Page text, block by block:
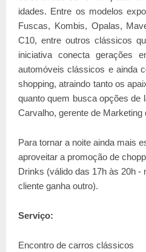
idades. Entre os modelos
Fuscas, Kombis, Opalas,
C10, entre outros clássicos
iniciativa conecta gerações
automóveis clássicos e ainda
shopping, atraindo tanto os
quanto quem busca opções de
Carvalho, gerente de Marketing
Para tornar a noite ainda mais
aproveitar a promoção de
Drinks (válido das 17h às 20h -
cliente ganha outro).
Serviço:
Encontro de carros clássicos